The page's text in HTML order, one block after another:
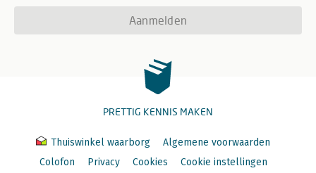
Aanmelden
PRETTIG KENNIS MAKEN
Thuiswinkel waarborg
Algemene voorwaarden
Colofon
Privacy Cookies Cookie instellingen